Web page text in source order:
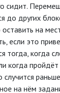
сидит.
до других
на
если это
тогда, когда
когда пройдёт
случится
на нём